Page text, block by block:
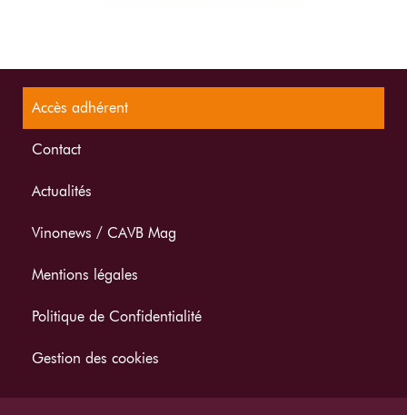
Accès adhérent
Contact
Actualités
Vinonews / CAVB Mag
Mentions légales
Politique de Confidentialité
Gestion des cookies